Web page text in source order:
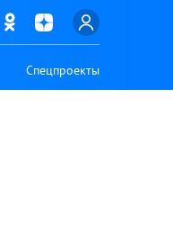
Спецпроекты